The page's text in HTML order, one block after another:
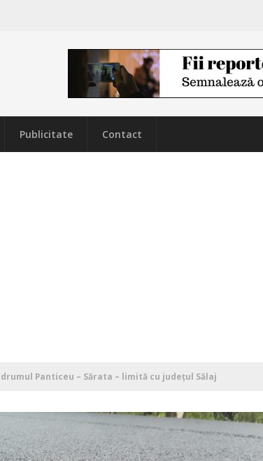
Publicitate Contact
Panticeu – Sărata – limită cu județul Sălaj